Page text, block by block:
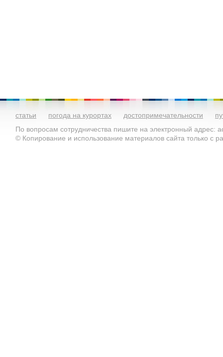
статьи погода на курортах достопримечательности
По вопросам сотрудничества пишите на электронный адрес:
© Копирование и использование материалов сайта только с